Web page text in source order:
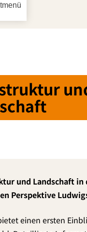
und Landschaft in
Perspektive
einen ers­ten